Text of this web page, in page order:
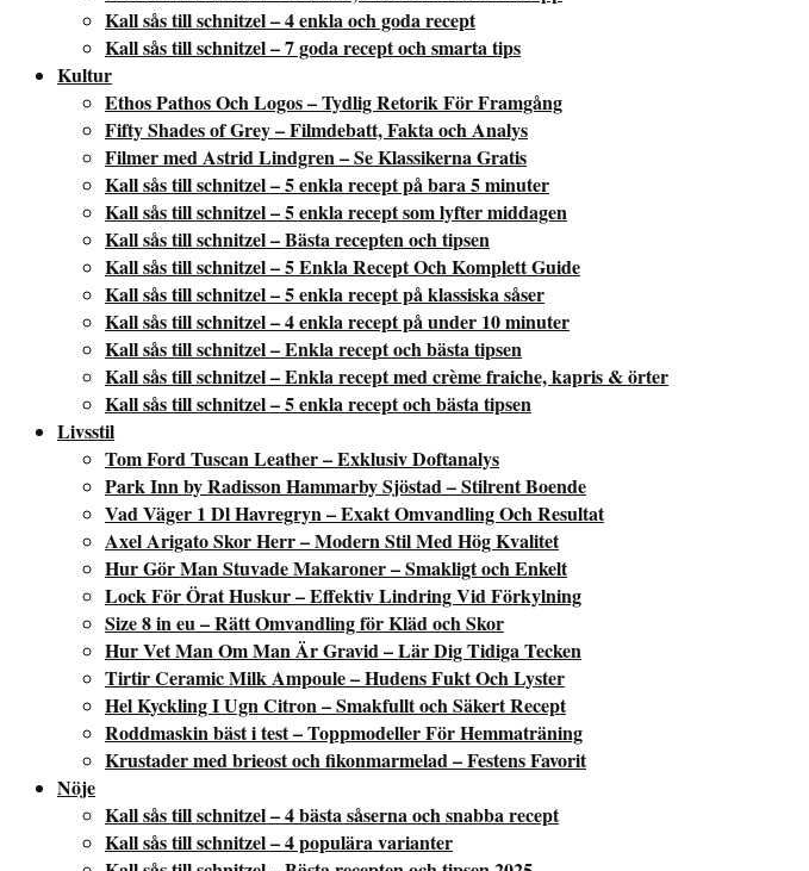
Kall sås till schnitzel – 4 enkla och goda recept
Kall sås till schnitzel – 7 goda recept och smarta tips
Kultur
Ethos Pathos Och Logos – Tydlig Retorik För Framgång
Fifty Shades of Grey – Filmdebatt, Fakta och Analys
Filmer med Astrid Lindgren – Se Klassikerna Gratis
Kall sås till schnitzel – 5 enkla recept på bara 5 minuter
Kall sås till schnitzel – 5 enkla recept som lyfter middagen
Kall sås till schnitzel – Bästa recepten och tipsen
Kall sås till schnitzel – 5 Enkla Recept Och Komplett Guide
Kall sås till schnitzel – 5 enkla recept på klassiska såser
Kall sås till schnitzel – 4 enkla recept på under 10 minuter
Kall sås till schnitzel – Enkla recept och bästa tipsen
Kall sås till schnitzel – Enkla recept med crème fraiche, kapris & örter
Kall sås till schnitzel – 5 enkla recept och bästa tipsen
Livsstil
Tom Ford Tuscan Leather – Exklusiv Doftanalys
Park Inn by Radisson Hammarby Sjöstad – Stilrent Boende
Vad Väger 1 Dl Havregryn – Exakt Omvandling Och Resultat
Axel Arigato Skor Herr – Modern Stil Med Hög Kvalitet
Hur Gör Man Stuvade Makaroner – Smakligt och Enkelt
Lock För Örat Huskur – Effektiv Lindring Vid Förkylning
Size 8 in eu – Rätt Omvandling för Kläd och Skor
Hur Vet Man Om Man Är Gravid – Lär Dig Tidiga Tecken
Tirtir Ceramic Milk Ampoule – Hudens Fukt Och Lyster
Hel Kyckling I Ugn Citron – Smakfullt och Säkert Recept
Roddmaskin bäst i test – Toppmodeller För Hemmaträning
Krustader med brieost och fikonmarmelad – Festens Favorit
Nöje
Kall sås till schnitzel – 4 bästa såserna och snabba recept
Kall sås till schnitzel – 4 populära varianter